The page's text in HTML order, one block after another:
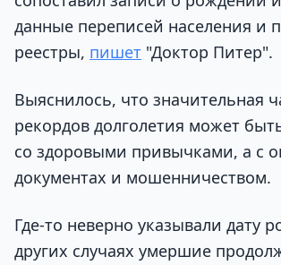
данные переписей населения и
реестры, пишет "Доктор Питер".
Выяснилось, что значительная
рекордов долголетия может
со здоровыми привычками, а с
документах и мошенничеством.
Где-то неверно указывали дату
других случаях умершие